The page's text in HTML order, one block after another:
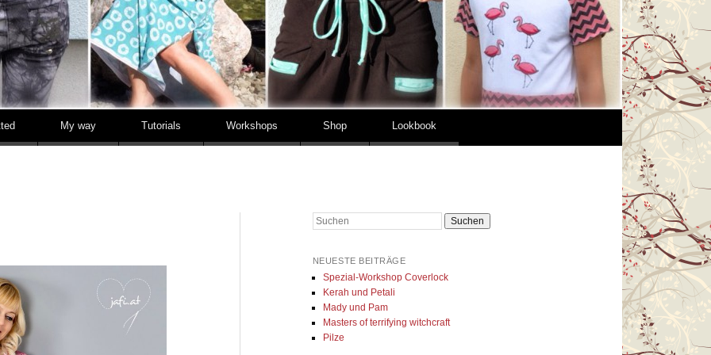
My way Tutorials Workshops Shop Lookbook
Suchen
NEUESTE BEITRÄGE
Spezial-Workshop Coverlock
Kerah und Petali
Mady und Pam
Masters of terrifying witchcraft
Pilze